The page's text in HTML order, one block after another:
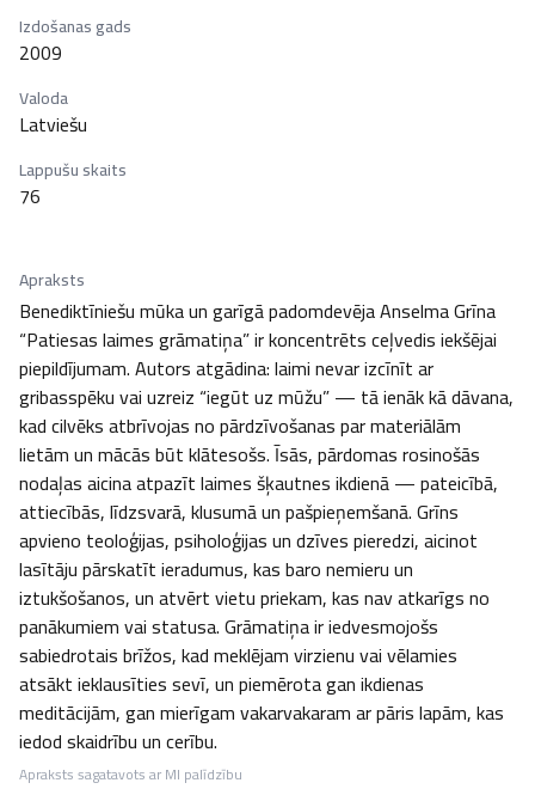
Izdošanas gads
2009
Valoda
Latviešu
Lappušu skaits
76
Apraksts
Benediktīniešu mūka un garīgā padomdevēja Anselma Grīna
“Patiesas laimes grāmatiņa” ir koncentrēts ceļvedis iekšējai
piepildījumam. Autors atgādina: laimi nevar izcīnīt ar
gribasspēku vai uzreiz “iegūt uz mūžu” — tā ienāk kā dāvana,
kad cilvēks atbrīvojas no pārdzīvošanas par materiālām
lietām un mācās būt klātesošs. Īsās, pārdomas rosinošās
nodaļas aicina atpazīt laimes šķautnes ikdienā — pateicībā,
attiecībās, līdzsvarā, klusumā un pašpieņemšanā. Grīns
apvieno teoloģijas, psiholoģijas un dzīves pieredzi, aicinot
lasītāju pārskatīt ieradumus, kas baro nemieru un
iztukšošanos, un atvērt vietu priekam, kas nav atkarīgs no
panākumiem vai statusa. Grāmatiņa ir iedvesmojošs
sabiedrotais brīžos, kad meklējam virzienu vai vēlamies
atsākt ieklausīties sevī, un piemērota gan ikdienas
meditācijām, gan mierīgam vakarvakaram ar pāris lapām, kas
iedod skaidrību un cerību.
Apraksts sagatavots ar MI palīdzību